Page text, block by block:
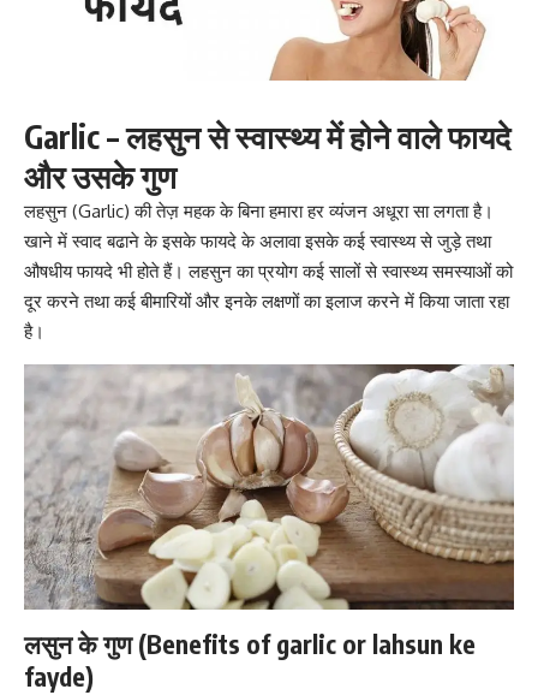
Garlic – लहसुन से स्वास्थ्य में होने वाले फायदे
और उसके गुण
लहसुन (Garlic) की तेज़ महक के बिना हमारा हर व्यंजन अधूरा सा लगता है।
खाने में स्वाद बढाने के इसके फायदे के अलावा इसके कई स्वास्थ्य से जुड़े तथा
औषधीय फायदे भी होते हैं। लहसुन का प्रयोग कई सालों से स्वास्थ्य समस्याओं को
दूर करने तथा कईबीमारियों और इनके लक्षणों का इलाज करने में किया जाता रहा
है।
लसुन के गुण (Benefits of garlic or lahsun ke
fayde)